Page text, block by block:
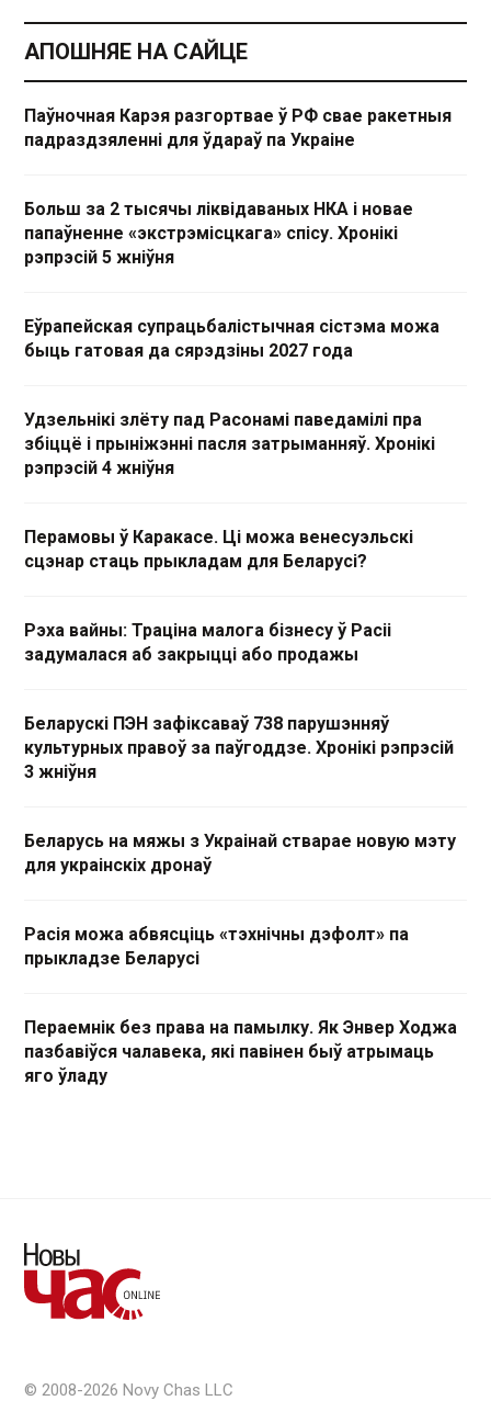
АПОШНЯЕ НА САЙЦЕ
Паўночная Карэя разгортвае ў РФ свае ракетныя
падраздзяленні для ўдараў па Украіне
Больш за 2 тысячы ліквідаваных НКА і новае
папаўненне «экстрэмісцкага» спісу. Хронікі
рэпрэсій 5 жніўня
Еўрапейская супрацьбалістычная сістэма можа
быць гатовая да сярэдзіны 2027 года
Удзельнікі злёту пад Расонамі паведамілі пра
збіццё і прыніжэнні пасля затрыманняў. Хронікі
рэпрэсій 4 жніўня
Перамовы ў Каракасе. Ці можа венесуэльскі
сцэнар стаць прыкладам для Беларусі?
Рэха вайны: Траціна малога бізнесу ў Расіі
задумалася аб закрыцці або продажы
Беларускі ПЭН зафіксаваў 738 парушэнняў
культурных правоў за паўгоддзе. Хронікі рэпрэсій
3 жніўня
Беларусь на мяжы з Украінай стварае новую мэту
для украінскіх дронаў
Расія можа абвясціць «тэхнічны дэфолт» па
прыкладзе Беларусі
Пераемнік без права на памылку. Як Энвер Ходжа
пазбавіўся чалавека, які павінен быў атрымаць
яго ўладу
© 2008-2026 Novy Chas LLC